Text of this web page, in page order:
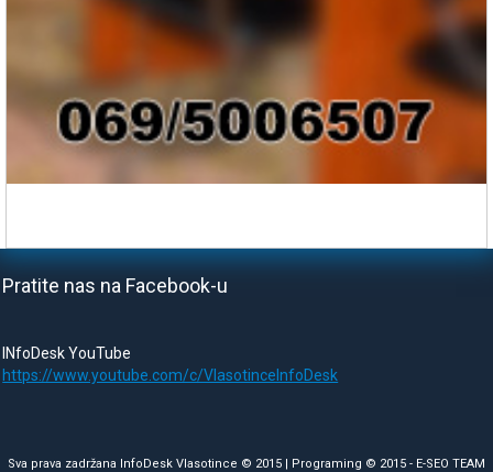
Pratite nas na Facebook-u
INfoDesk YouTube
https://www.youtube.com/c/VlasotinceInfoDesk
Sva prava zadržana InfoDesk Vlasotince © 2015 | Programing © 2015 - E-SEO TEAM